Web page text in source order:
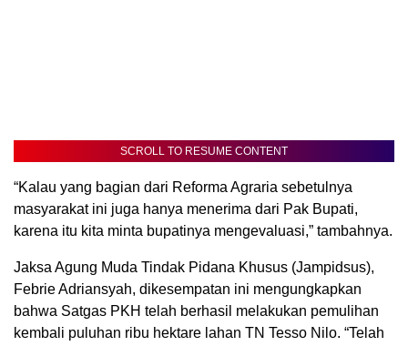
SCROLL TO RESUME CONTENT
“Kalau yang bagian dari Reforma Agraria sebetulnya
masyarakat ini juga hanya menerima dari Pak Bupati,
karena itu kita minta bupatinya mengevaluasi,” tambahnya.
Jaksa Agung Muda Tindak Pidana Khusus (Jampidsus),
Febrie Adriansyah, dikesempatan ini mengungkapkan
bahwa Satgas PKH telah berhasil melakukan pemulihan
kembali puluhan ribu hektare lahan TN Tesso Nilo. “Telah